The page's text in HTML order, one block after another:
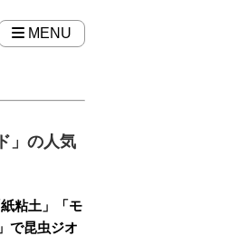
MENU
」の人気
粘土」「モ
で昆虫ジオ